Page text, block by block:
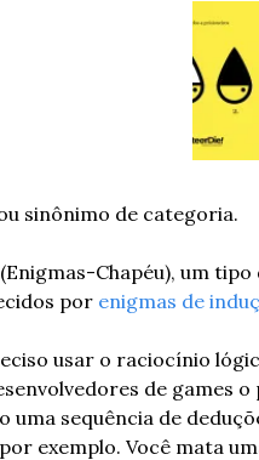
sinônimo de categoria.
(Enigmas-Chapéu), um
por enigmas de
usar o raciocínio
de games o
uma sequência de
exemplo. Você mata